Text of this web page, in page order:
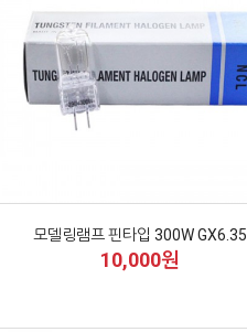
모델링램프 핀타입 300W GX6.35
10,000원